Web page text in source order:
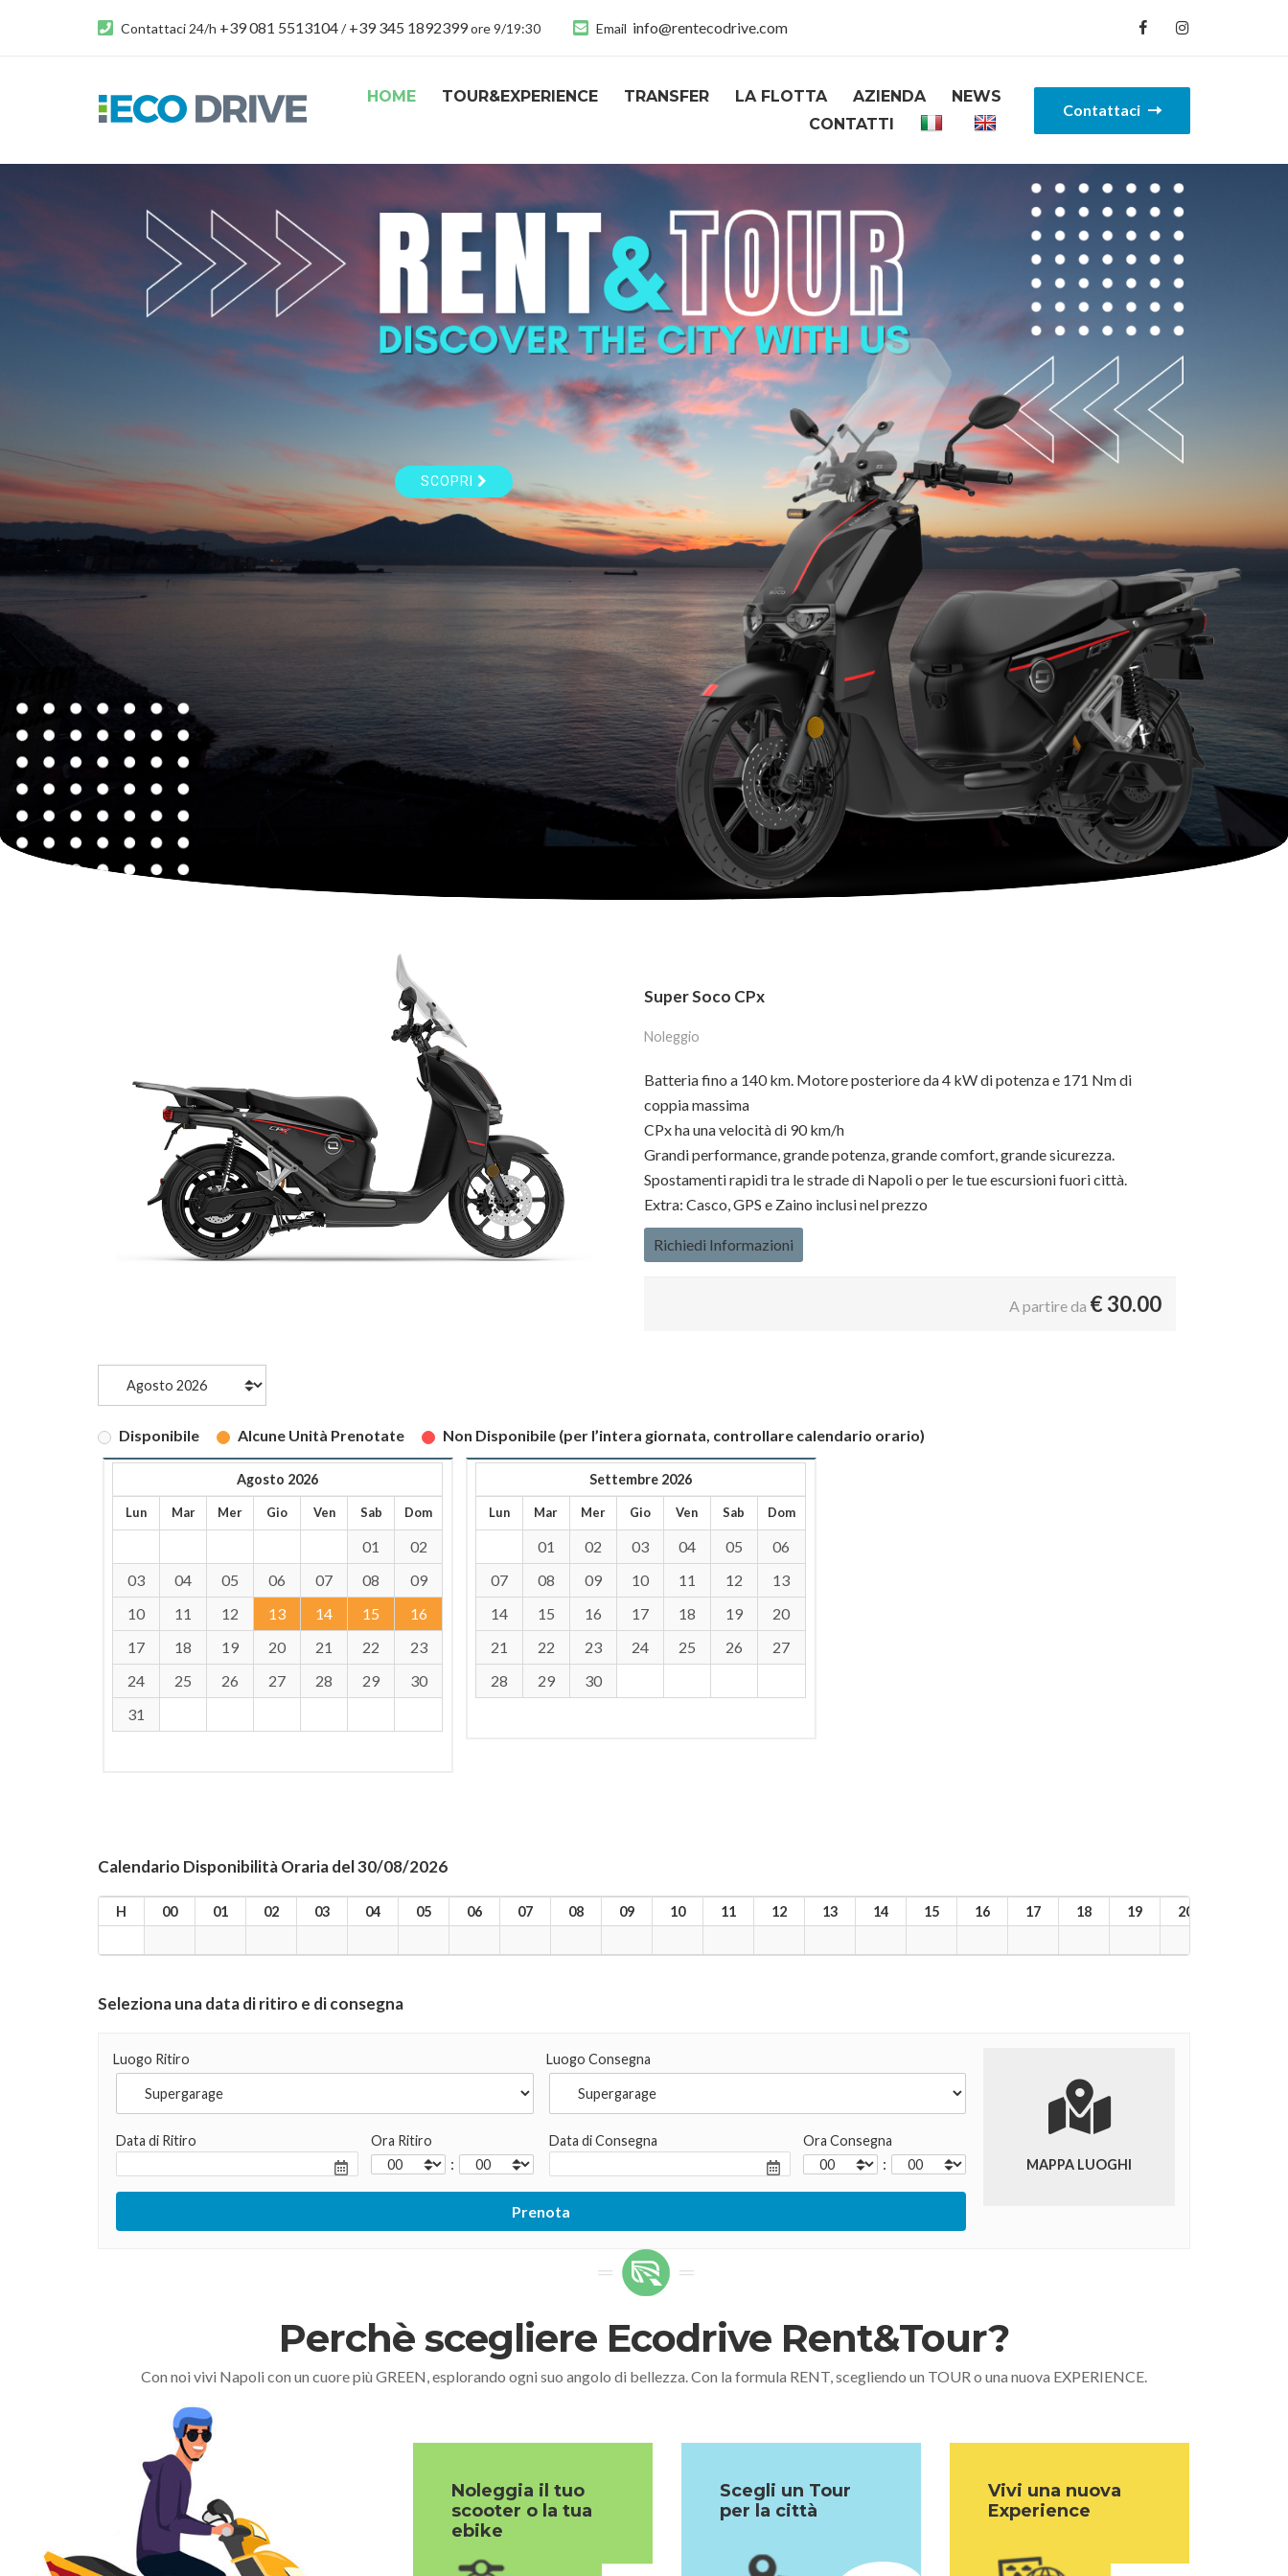
Contattaci 24/h +39 081 5513104/+39 345 1892399ore 9/19:30 Email info@rentecodrive.com
HOME TOUR&EXPERIENCE TRANSFER LA FLOTTA AZIENDA
NEWS
CONTATTI
Contattaci
SCOPRI
Super Soco CPx
Noleggio
Batteria fino a 140 km. Motore posteriore da 4 kW di potenza e 171 Nm di
coppia massima
CPx ha una velocità di 90 km/h
Grandi performance, grande potenza, grande comfort, grande sicurezza.
Spostamenti rapidi tra le strade di Napoli o per le tue escursioni fuori città.
Extra: Casco, GPS e Zaino inclusi nel prezzo
Richiedi Informazioni
A partire da €30.00
Disponibile Alcune Unità Prenotate Non Disponibile (per l’intera giornata, controllare calendario orario)
Agosto 2026
Lun Mar Mer Gio Ven Sab Dom
01
02
03
04 05 06 07 08
09
10
11 12 13 14 15
16
17
18 19 20 21 22
23
24
25 26 27 28 29
30
31
Settembre 2026
Lun Mar Mer Gio Ven Sab Dom
01 02 03 04 05
06
07
08 09 10 11 12
13
14
15 16 17 18 19
20
21
22 23 24 25 26
27
28
29 30
Calendario Disponibilità Oraria del 30/08/2026
H 00 01 02 03 04 05 06 07 08 09 10 11 12 13 14 15 16 17 18 19 20
Seleziona una data di ritiro e di consegna
Luogo Ritiro Luogo Consegna
Data di Ritiro Ora Ritiro
:
Data di Consegna Ora Consegna
: MAPPA LUOGHI
Perchè scegliere Ecodrive Rent&Tour?
Con noi vivi Napoli con un cuore più GREEN, esplorando ogni suo angolo di bellezza. Con la formula RENT, scegliendo un TOUR o una nuova EXPERIENCE.
Noleggia il tuo
scooter o la tua
ebike
Scegli un Tour
per la città
Vivi una nuova
Experience